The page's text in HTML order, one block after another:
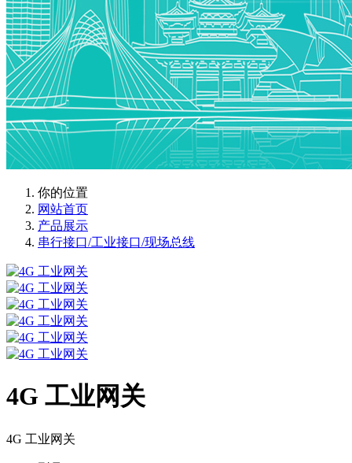
你的位置
网站首页
产品展示
串行接口/工业接口/现场总线
4G 工业网关
4G 工业网关